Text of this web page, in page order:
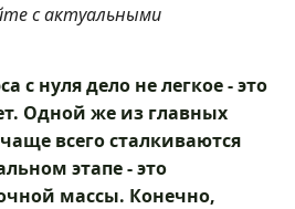
с актуальными
с нуля дело не легкое - это
Одной же из главных
всего сталкиваются
этапе - это
массы. Конечно,